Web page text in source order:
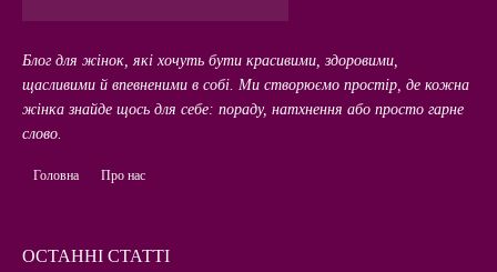
Блог для жінок, які хочуть бути красивими, здоровими,
щасливими й впевненими в собі. Ми створюємо простір, де кожна
жінка знайде щось для себе: пораду, натхнення або просто гарне
слово.
Головна Про нас
ОСТАННІ СТАТТІ